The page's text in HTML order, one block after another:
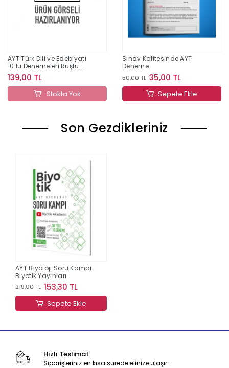
AYT Türk Dili ve Edebiyatı
10 lu Denemeleri Rüştü
Hoca
139,00 TL
Stokta Yok
Sınav Kalitesinde AYT
Deneme
50,00 TL 35,00 TL
Sepete Ekle
Son Gezdikleriniz
AYT Biyoloji Soru Kampı
Biyotik Yayınları
219,00 TL 153,30 TL
Sepete Ekle
Hızlı Teslimat
Siparişleriniz en kısa sürede elinize ulaşır.